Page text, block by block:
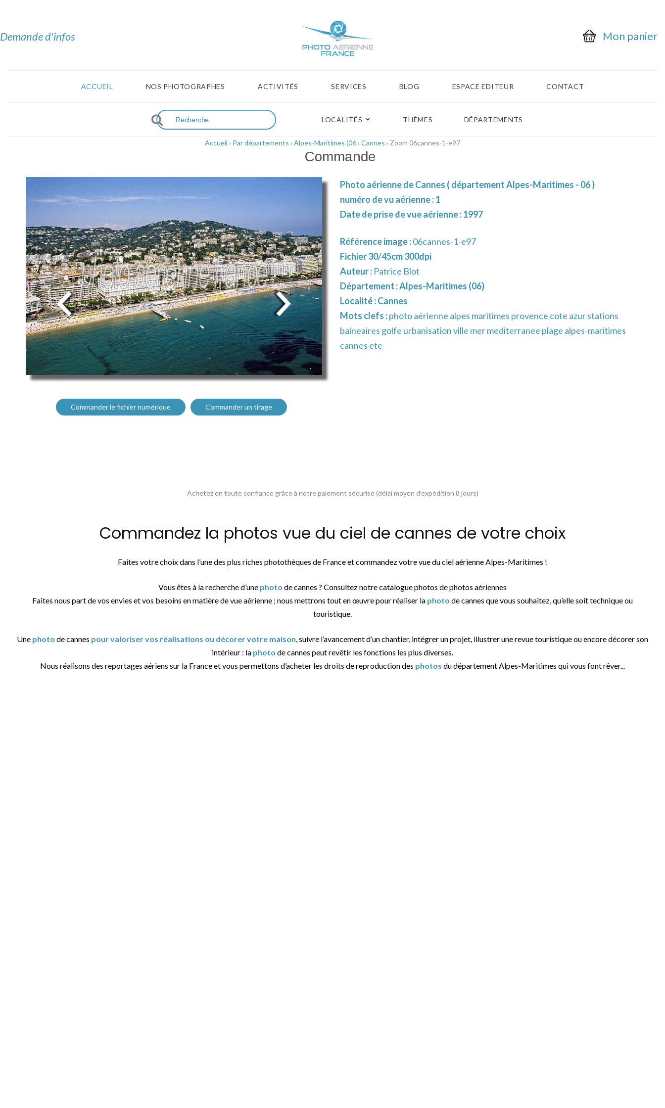
Demande d'infos Mon panier
ACCUEIL NOS PHOTOGRAPHES ACTIVITÉS SERVICES BLOG ESPACE EDITEUR CONTACT
LOCALITÉS THÈMES DÉPARTEMENTS
Accueil › Par départements › Alpes-Maritimes (06› Cannes › Zoom 06cannes-1-e97
Commande
Commander le fichier numérique Commander un tirage
Photo aérienne de Cannes ( département Alpes-Maritimes - 06 )
numéro de vu aérienne : 1
Date de prise de vue aérienne : 1997
Référence image :06cannes-1-e97
Fichier 30/45cm 300dpi
Auteur : Patrice Blot
Département :Alpes-Maritimes (06)
Localité :Cannes
Mots clefs :photo aérienne alpes maritimes provence cote azur stations
balneaires golfe urbanisation ville mer mediterranee plage alpes-maritimes
cannes ete
Achetez en toute confiance grâce à notre paiement sécurisé (délai moyen d’expédition 8 jours)
Commandez la photos vue du ciel de cannes de votre choix
Faites votre choix dans l’une des plus riches photothèques de France et commandez votre vue du ciel aérienne Alpes-Maritimes !
Vous êtes à la recherche d’une photo de cannes ? Consultez notre catalogue photos de photos aériennes
Faites nous part de vos envies et vos besoins en matière de vue aérienne ; nous mettrons tout en œuvre pour réaliser la photo de cannes que vous souhaitez, qu’elle soit technique ou
touristique.
Une photo de cannes pour valoriser vos réalisations ou décorer votre maison, suivre l’avancement d’un chantier, intégrer un projet, illustrer une revue touristique ou encore décorer son
intérieur : la photo de cannes peut revêtir les fonctions les plus diverses.
Nous réalisons des reportages aériens sur la France et vous permettons d’acheter les droits de reproduction des photos du département Alpes-Maritimes qui vous font rêver...